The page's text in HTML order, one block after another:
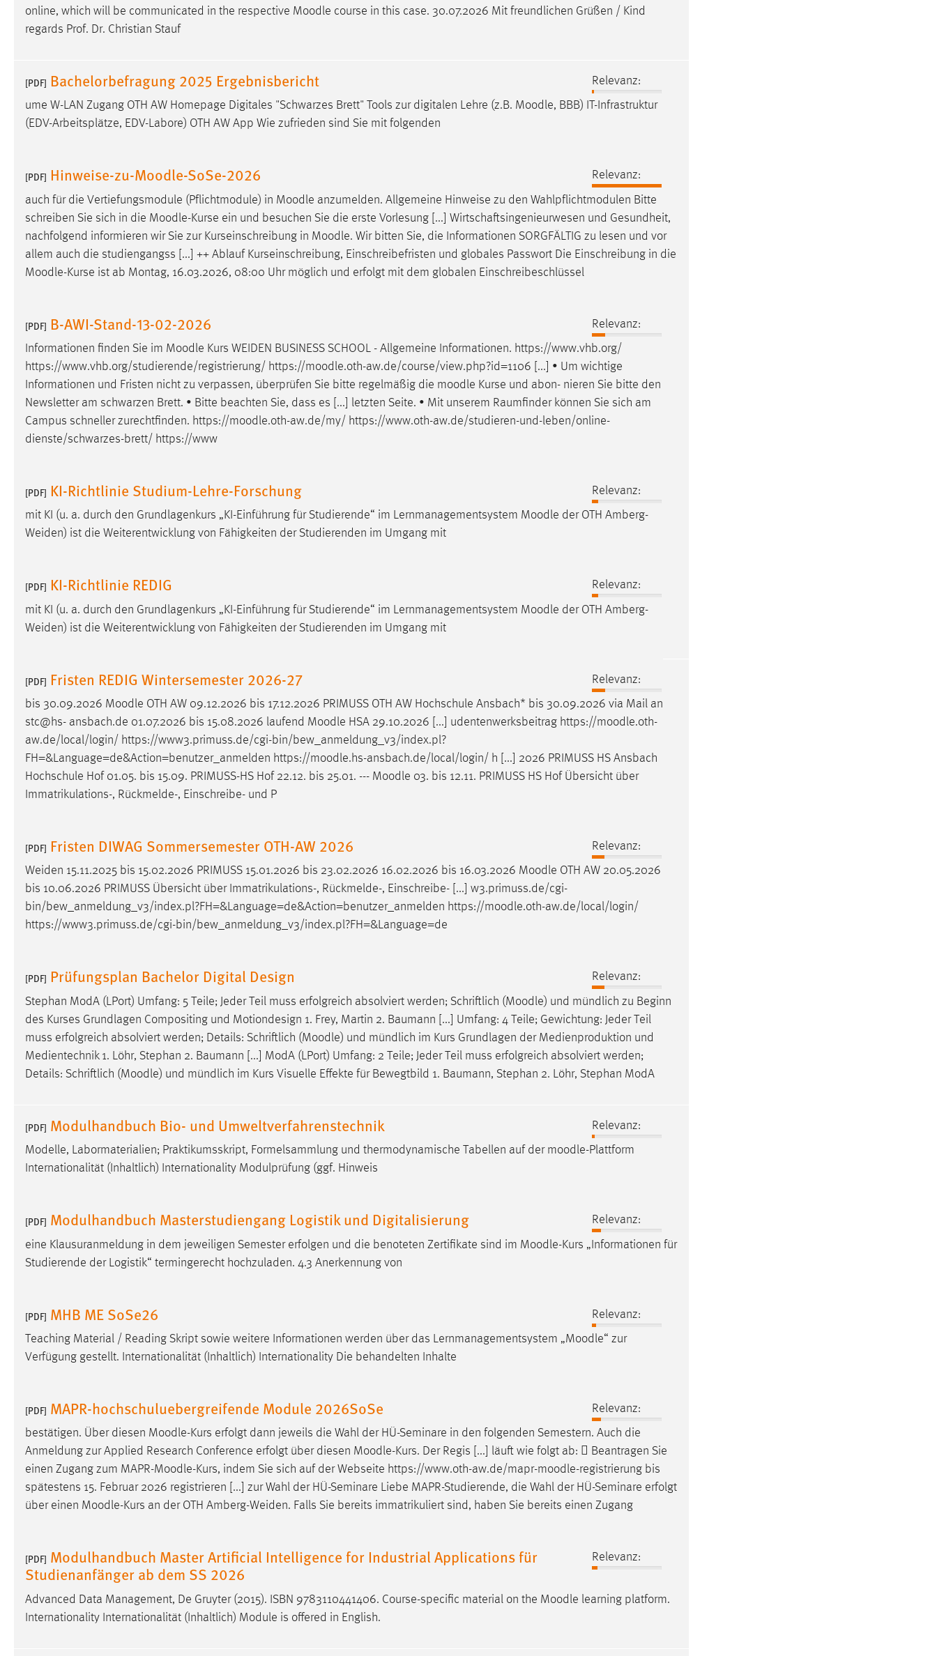
online, which will be communicated in the respective Moodle course in this case. 30.07.2026 Mit freundlichen Grüßen / Kind
regards Prof. Dr. Christian Stauf
[PDF] Bachelorbefragung 2025 Ergebnisbericht
Relevanz:
ume W-LAN Zugang OTH AW Homepage Digitales "Schwarzes Brett" Tools zur digitalen Lehre (z.B. Moodle, BBB) IT-Infrastruktur
(EDV-Arbeitsplätze, EDV-Labore) OTH AW App Wie zufrieden sind Sie mit folgenden
[PDF] Hinweise-zu-Moodle-SoSe-2026
Relevanz:
auch für die Vertiefungsmodule (Pflichtmodule) in Moodle anzumelden. Allgemeine Hinweise zu den Wahlpflichtmodulen Bitte
schreiben Sie sich in die Moodle-Kurse ein und besuchen Sie die erste Vorlesung [...] Wirtschaftsingenieurwesen und Gesundheit,
nachfolgend informieren wir Sie zur Kurseinschreibung in Moodle. Wir bitten Sie, die Informationen SORGFÄLTIG zu lesen und vor
allem auch die studiengangss [...] ++ Ablauf Kurseinschreibung, Einschreibefristen und globales Passwort Die Einschreibung in die
Moodle-Kurse ist ab Montag, 16.03.2026, 08:00 Uhr möglich und erfolgt mit dem globalen Einschreibeschlüssel
[PDF] B-AWI-Stand-13-02-2026
Relevanz:
Informationen finden Sie im Moodle Kurs WEIDEN BUSINESS SCHOOL - Allgemeine Informationen. https://www.vhb.org/
https://www.vhb.org/studierende/registrierung/ https://moodle.oth-aw.de/course/view.php?id=1106 [...] • Um wichtige
Informationen und Fristen nicht zu verpassen, überprüfen Sie bitte regelmäßig die moodle Kurse und abon- nieren Sie bitte den
Newsletter am schwarzen Brett. • Bitte beachten Sie, dass es [...] letzten Seite. • Mit unserem Raumfinder können Sie sich am
Campus schneller zurechtfinden. https://moodle.oth-aw.de/my/ https://www.oth-aw.de/studieren-und-leben/online-
dienste/schwarzes-brett/ https://www
[PDF] KI-Richtlinie Studium-Lehre-Forschung
Relevanz:
mit KI (u. a. durch den Grundlagenkurs „KI-Einführung für Studierende“ im Lernmanagementsystem Moodle der OTH Amberg-
Weiden) ist die Weiterentwicklung von Fähigkeiten der Studierenden im Umgang mit
[PDF] KI-Richtlinie REDIG
Relevanz:
mit KI (u. a. durch den Grundlagenkurs „KI-Einführung für Studierende“ im Lernmanagementsystem Moodle der OTH Amberg-
Weiden) ist die Weiterentwicklung von Fähigkeiten der Studierenden im Umgang mit
[PDF] Fristen REDIG Wintersemester 2026-27
Relevanz:
bis 30.09.2026 Moodle OTH AW 09.12.2026 bis 17.12.2026 PRIMUSS OTH AW Hochschule Ansbach* bis 30.09.2026 via Mail an
stc@hs- ansbach.de 01.07.2026 bis 15.08.2026 laufend Moodle HSA 29.10.2026 [...] udentenwerksbeitrag https://moodle.oth-
aw.de/local/login/ https://www3.primuss.de/cgi-bin/bew_anmeldung_v3/index.pl?
FH=&Language=de&Action=benutzer_anmelden https://moodle.hs-ansbach.de/local/login/ h [...] 2026 PRIMUSS HS Ansbach
Hochschule Hof 01.05. bis 15.09. PRIMUSS-HS Hof 22.12. bis 25.01. --- Moodle 03. bis 12.11. PRIMUSS HS Hof Übersicht über
Immatrikulations-, Rückmelde-, Einschreibe- und P
[PDF] Fristen DIWAG Sommersemester OTH-AW 2026
Relevanz:
Weiden 15.11.2025 bis 15.02.2026 PRIMUSS 15.01.2026 bis 23.02.2026 16.02.2026 bis 16.03.2026 Moodle OTH AW 20.05.2026
bis 10.06.2026 PRIMUSS Übersicht über Immatrikulations-, Rückmelde-, Einschreibe- [...] w3.primuss.de/cgi-
bin/bew_anmeldung_v3/index.pl?FH=&Language=de&Action=benutzer_anmelden https://moodle.oth-aw.de/local/login/
https://www3.primuss.de/cgi-bin/bew_anmeldung_v3/index.pl?FH=&Language=de
[PDF] Prüfungsplan Bachelor Digital Design
Relevanz:
Stephan ModA (LPort) Umfang: 5 Teile; Jeder Teil muss erfolgreich absolviert werden; Schriftlich (Moodle) und mündlich zu Beginn
des Kurses Grundlagen Compositing und Motiondesign 1. Frey, Martin 2. Baumann [...] Umfang: 4 Teile; Gewichtung: Jeder Teil
muss erfolgreich absolviert werden; Details: Schriftlich (Moodle) und mündlich im Kurs Grundlagen der Medienproduktion und
Medientechnik 1. Löhr, Stephan 2. Baumann [...] ModA (LPort) Umfang: 2 Teile; Jeder Teil muss erfolgreich absolviert werden;
Details: Schriftlich (Moodle) und mündlich im Kurs Visuelle Effekte für Bewegtbild 1. Baumann, Stephan 2. Löhr, Stephan ModA
[PDF] Modulhandbuch Bio- und Umweltverfahrenstechnik
Relevanz:
Modelle, Labormaterialien; Praktikumsskript, Formelsammlung und thermodynamische Tabellen auf der moodle-Plattform
Internationalität (Inhaltlich) Internationality Modulprüfung (ggf. Hinweis
[PDF] Modulhandbuch Masterstudiengang Logistik und Digitalisierung
Relevanz:
eine Klausuranmeldung in dem jeweiligen Semester erfolgen und die benoteten Zertifikate sind im Moodle-Kurs „Informationen für
Studierende der Logistik“ termingerecht hochzuladen. 4.3 Anerkennung von
[PDF] MHB ME SoSe26
Relevanz:
Teaching Material / Reading Skript sowie weitere Informationen werden über das Lernmanagementsystem „Moodle“ zur
Verfügung gestellt. Internationalität (Inhaltlich) Internationality Die behandelten Inhalte
[PDF] MAPR-hochschuluebergreifende Module 2026SoSe
Relevanz:
bestätigen. Über diesen Moodle-Kurs erfolgt dann jeweils die Wahl der HÜ-Seminare in den folgenden Semestern. Auch die
Anmeldung zur Applied Research Conference erfolgt über diesen Moodle-Kurs. Der Regis [...] läuft wie folgt ab:  Beantragen Sie
einen Zugang zum MAPR-Moodle-Kurs, indem Sie sich auf der Webseite https://www.oth-aw.de/mapr-moodle-registrierung bis
spätestens 15. Februar 2026 registrieren [...] zur Wahl der HÜ-Seminare Liebe MAPR-Studierende, die Wahl der HÜ-Seminare erfolgt
über einen Moodle-Kurs an der OTH Amberg-Weiden. Falls Sie bereits immatrikuliert sind, haben Sie bereits einen Zugang
[PDF] Modulhandbuch Master Artificial Intelligence for Industrial Applications für
Studienanfänger ab dem SS 2026
Relevanz:
Advanced Data Management, De Gruyter (2015). ISBN 9783110441406. Course-specific material on the Moodle learning platform.
Internationality Internationalität (Inhaltlich) Module is offered in English.
Name:
MibewSessionID, MIBEW_UserID,
mibew_locale, mibew-chat-frame-style-
nutzen zu können.
Cookie Laufzeit: MibewSessionID, mibew-chat-frame-
style-5e9dbeb1811c0446 =
Login
Name: fe_user, be_user, be_lastLoginProvider
Zweck:
Dieser Cookie ist notwendig um sich an
STATISTIK
Statistik Cookies erfassen Informationen anonym.
Diese Informationen helfen uns zu verstehen, wie
unsere Besucher unsere Website nutzen.
Matomo
Zweck: Zugriffsstatistik
Cookie Laufzeit: Max. 13 Monate
MARKETING
Marketing Cookies werden von Drittanbietern
verwendet, um personalisierte Werbung anzuzeigen.
Sie tun dies, indem sie Besucher über Websites
Google Ads
Name: _gcl_au
Anbieter: Google Ireland Limited
Zweck: Conversion-Tracking
Cookie Laufzeit:
Name:
Anbieter: Facebook
Zweck: Conversion-Tracking
Cookie Laufzeit:
EXTERNE MEDIEN
Um Inhalte von Videoplattformen und Social Media
externen Medien Cookies gesetzt.
YouTube
Vimeo